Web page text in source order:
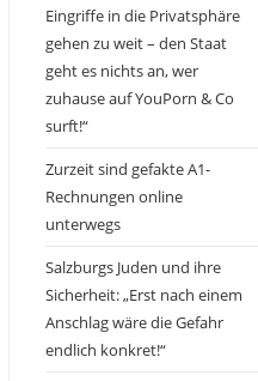
Eingriffe in die Privatsphäre
gehen zu weit – den Staat
geht es nichts an, wer
zuhause auf YouPorn & Co
surft!“
Zurzeit sind gefakte A1-
Rechnungen online
unterwegs
Salzburgs Juden und ihre
Sicherheit: „Erst nach einem
Anschlag wäre die Gefahr
endlich konkret!“